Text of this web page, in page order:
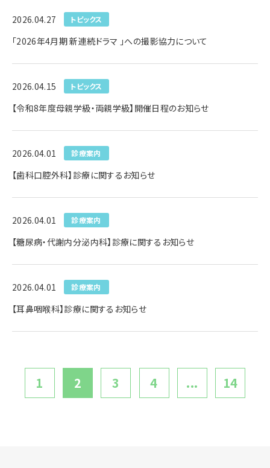
2026.04.27 トピックス
「2026年4月期 新連続ドラマ 」への撮影協力について
2026.04.15 トピックス
【令和8年度母親学級・両親学級】開催日程のお知らせ
2026.04.01 診療案内
【歯科口腔外科】診療に関するお知らせ
2026.04.01 診療案内
【糖尿病・代謝内分泌内科】診療に関するお知らせ
2026.04.01 診療案内
【耳鼻咽喉科】診療に関するお知らせ
1 2 3 4 ... 14